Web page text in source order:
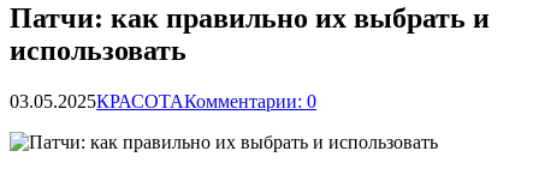
Патчи: как правильно их выбрать и
использовать
03.05.2025КРАСОТАКомментарии: 0